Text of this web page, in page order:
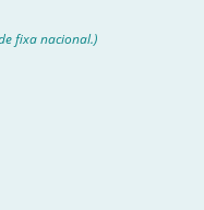
fixa nacional.)